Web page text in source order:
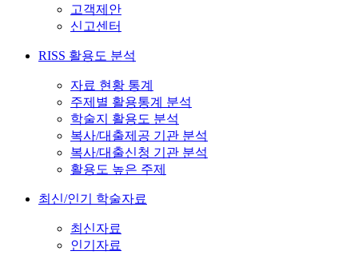
고객제안
신고센터
RISS 활용도 분석
자료 현황 통계
주제별 활용통계 분석
학술지 활용도 분석
복사/대출제공 기관 분석
복사/대출신청 기관 분석
활용도 높은 주제
최신/인기 학술자료
최신자료
인기자료